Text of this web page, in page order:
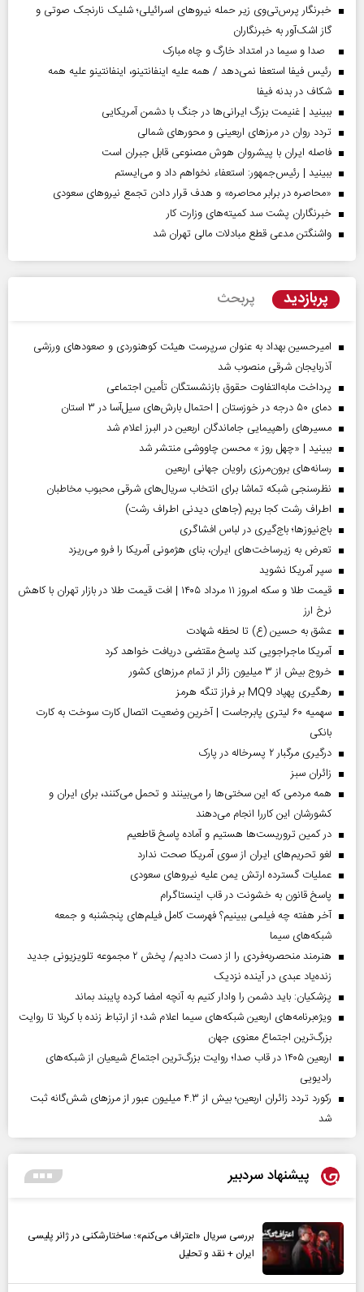
خبرنگار پرس‌تی‌وی زیر حمله نیروهای اسرائیلی؛ شلیک نارنجک صوتی و
گاز اشک‌آور به خبرنگاران
صدا و سیما در امتداد خارگ و چاه مبارک
رئیس فیفا استعفا نمی‌دهد / همه علیه اینفانتینو، اینفانتینو علیه همه
شکاف در بدنه فیفا
ببینید | غنیمت بزرگ ایرانی‌ها در جنگ با دشمن آمریکایی
تردد روان در مرزهای اربعینی و محورهای شمالی
فاصله ایران با پیشرو‌ان هوش مصنوعی قابل جبران است
ببینید | رئیس‌جمهور: استعفاء نخواهم داد و می‌ایستم
«محاصره در برابر محاصره» و هدف قرار دادن تجمع نیروهای سعودی
خبرنگاران پشت سد کمیته‌های وزارت کار
واشنگتن مدعی قطع مبادلات مالی تهران شد
پربازدید پربحث
امیرحسین بهداد به عنوان سرپرست هیئت کوهنوردی و صعودهای ورزشی
آذربایجان شرقی منصوب شد
پرداخت مابه‌التفاوت حقوق بازنشستگان تأمین اجتماعی
دمای ۵۰ درجه در خوزستان | احتمال بارش‌های سیل‌آسا در ۳ استان
مسیر‌های راهپیمایی جاماندگان اربعین در البرز اعلام شد
ببینید | «چهل روز » محسن چاووشی منتشر شد
رسانه‌های برون‌مرزی راویان جهانی اربعین
نظرسنجی شبکه تماشا برای انتخاب سریال‌های شرقی محبوب مخاطبان
اطراف رشت کجا بریم (جاهای دیدنی اطراف رشت)
باج‌نیوزها؛ باج‌گیری در لباس افشاگری
تعرض به زیرساخت‌های ایران، بنای هژمونی آمریکا را فرو می‌ریزد
سپر آمریکا نشوید
قیمت طلا و سکه امروز ۱۱ مرداد ۱۴۰۵ | افت قیمت طلا در بازار تهران با کاهش
نرخ ارز
عشق به حسین (ع) تا لحظه شهادت
آمریکا ماجراجویی کند پاسخ مقتضی دریافت خواهد کرد
خروج بیش از ۳ میلیون زائر از تمام مرز‌های کشور
رهگیری پهپاد MQ9 بر فراز تنگه هرمز
سهمیه ۶۰ لیتری پابرجاست | آخرین وضعیت اتصال کارت سوخت به کارت
بانکی
درگیری مرگبار ۲ پسرخاله در پارک
‌زائران سبز
همه مردمی که این سختی‌ها را می‌بینند و تحمل می‌کنند، برای ایران و
کشورشان این کاررا انجام می‌دهند
در کمین تروریست‌ها هستیم و آماده پاسخ قاطعیم
لغو تحریم‌های ایران از سوی آمریکا صحت ندارد
عملیات گسترده ارتش یمن علیه نیروهای سعودی
پاسخ قانون به خشونت در قاب اینستاگرام
آخر هفته چه فیلمی ببینیم؟ فهرست کامل فیلم‌های پنجشنبه و جمعه
شبکه‌های سیما
هنرمند منحصر‌به‌فردی را از دست دادیم/ پخش ۲ مجموعه تلویزیونی جدید
زنده‌یاد عبدی در آینده نزدیک
پزشکیان: باید دشمن را وادار کنیم به آنچه امضا کرده پایبند بماند
ویژه‌برنامه‌های اربعین شبکه‌های سیما اعلام شد؛ از ارتباط زنده با کربلا تا روایت
بزرگ‌ترین اجتماع معنوی جهان
اربعین ۱۴۰۵ در قاب صدا؛ روایت بزرگ‌ترین اجتماع شیعیان از شبکه‌های
رادیویی
رکورد تردد زائران اربعین؛ بیش از ۴.۳ میلیون عبور از مرزهای شش‌گانه ثبت
شد
پیشنهاد سردبیر
بررسی سریال «اعتراف می‌کنم»؛ ساختارشکنی در ژانر پلیسی
ایران + نقد و تحلیل